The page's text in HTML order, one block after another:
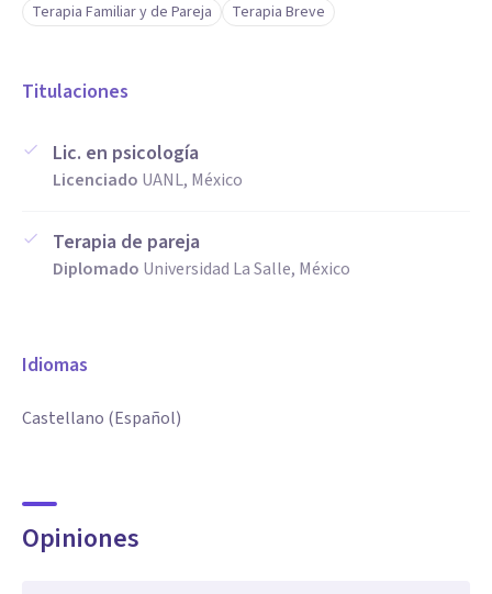
Terapia Familiar y de Pareja Terapia Breve
Titulaciones
Lic. en psicología
Licenciado UANL, México
Terapia de pareja
Diplomado Universidad La Salle, México
Idiomas
Castellano (Español)
Opiniones